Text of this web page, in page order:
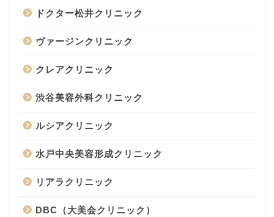
ドクター松井クリニック
ヴァージンクリニック
クレアクリニック
渋谷美容外科クリニック
ルシアクリニック
水戸中央美容形成クリニック
リアラクリニック
DBC（大美会クリニック）